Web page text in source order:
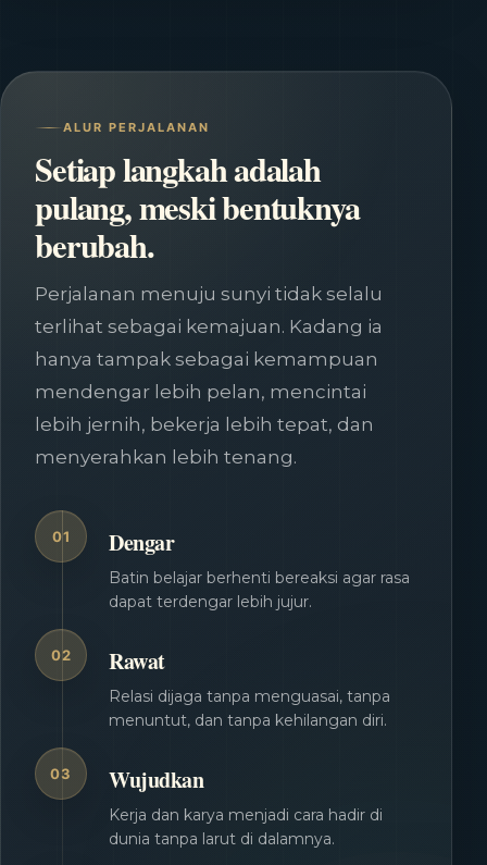
ALUR PERJALANAN
Setiap langkah adalah
pulang, meski bentuknya
berubah.
Perjalanan menuju sunyi tidak selalu
terlihat sebagai kemajuan. Kadang ia
hanya tampak sebagai kemampuan
mendengar lebih pelan, mencintai
lebih jernih, bekerja lebih tepat, dan
menyerahkan lebih tenang.
01 Dengar
Batin belajar berhenti bereaksi agar rasa
dapat terdengar lebih jujur.
02 Rawat
Relasi dijaga tanpa menguasai, tanpa
menuntut, dan tanpa kehilangan diri.
03 Wujudkan
Kerja dan karya menjadi cara hadir di
dunia tanpa larut di dalamnya.